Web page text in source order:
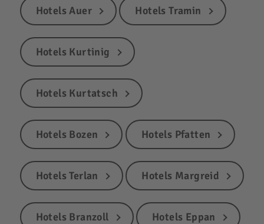
Hotels Auer Hotels Tramin
Hotels Kurtinig
Hotels Kurtatsch
Hotels Bozen Hotels Pfatten
Hotels Terlan Hotels Margreid
Hotels Branzoll Hotels Eppan